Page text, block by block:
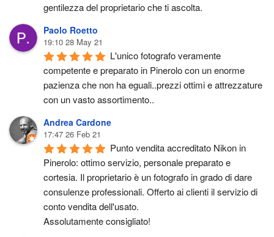
gentilezza del proprietario che ti ascolta.
Paolo Roetto
19:10 28 May 21
L'unico fotografo veramente
competente e preparato in Pinerolo con un enorme
pazienza che non ha eguali..prezzi ottimi e attrezzature
con un vasto assortimento..
Andrea Cardone
17:47 26 Feb 21
Punto vendita accreditato Nikon in
Pinerolo: ottimo servizio, personale preparato e
cortesia. Il proprietario è un fotografo in grado di dare
consulenze professionali. Offerto ai clienti il servizio di
conto vendita dell'usato.
Assolutamente consigliato!